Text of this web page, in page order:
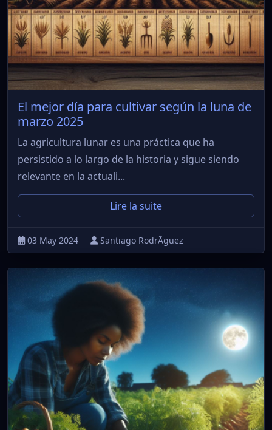
El mejor día para cultivar según la luna de
marzo 2025
La agricultura lunar es una práctica que ha
persistido a lo largo de la historia y sigue siendo
relevante en la actuali...
Lire la suite
03 May 2024 Santiago RodrÃ­guez